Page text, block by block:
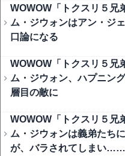
WOWOW「トクスリ５兄
ム・ジウォンはアン・ジ
口論になる
WOWOW「トクスリ５兄
ム・ジウォン、ハプニン
層目の敵に
WOWOW「トクスリ５兄
ム・ジウォンは義弟たち
が、バラされてしまい……